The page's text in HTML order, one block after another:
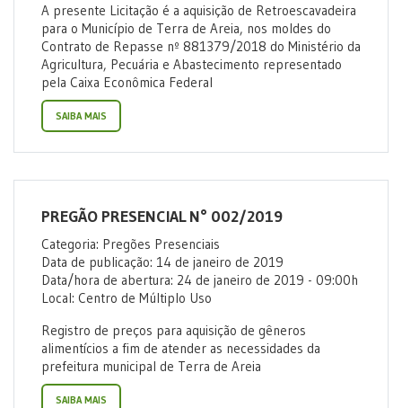
A presente Licitação é a aquisição de Retroescavadeira
para o Município de Terra de Areia, nos moldes do
Contrato de Repasse nº 881379/2018 do Ministério da
Agricultura, Pecuária e Abastecimento representado
pela Caixa Econômica Federal
SAIBA MAIS
PREGÃO PRESENCIAL N° 002/2019
Categoria: Pregões Presenciais
Data de publicação: 14 de janeiro de 2019
Data/hora de abertura: 24 de janeiro de 2019 - 09:00h
Local: Centro de Múltiplo Uso
Registro de preços para aquisição de gêneros
alimentícios a fim de atender as necessidades da
prefeitura municipal de Terra de Areia
SAIBA MAIS